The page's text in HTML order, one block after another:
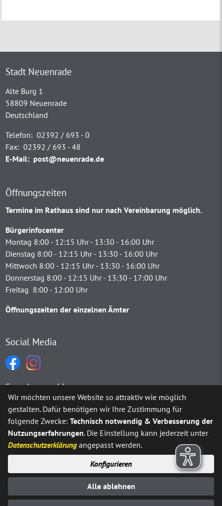
Stadt Neuenrade
Alte Burg 1
58809 Neuenrade
Deutschland
Telefon: 02392 / 693 - 0
Fax: 02392 / 693 - 48
E-Mail: post@neuenrade.de
Öffnungszeiten
Termine im Rathaus sind nur nach Vereinbarung möglich.
Bürgerinfocenter
Montag 8:00 - 12:15 Uhr - 13:30 - 16:00 Uhr
Dienstag 8:00 - 12:15 Uhr - 13:30 - 16:00 Uhr
Mittwoch 8:00 - 12:15 Uhr - 13:30 - 16:00 Uhr
Donnerstag 8:00 - 12:15 Uhr - 13:30 - 17:00 Uhr
Freitag 8:00 - 12:00 Uhr
Öffnungszeiten der einzelnen Ämter
Social Media
Sprachauswahl
Möchten Sie vonGoogle Translate bereitgestellte externe
Ja Immer
Impressum Datenschutz
Erklärung zur Barrierefreiheit Kontakt
Wir möchten unsere Website so attraktiv wie möglich
gestalten. Dafür benötigen wir Ihre Zustimmung für
folgende Zwecke:Technisch notwendig & Verbesserung der
Nutzungserfahrungen. Die Einstellung kann jederzeit unter
Datenschutzerklärung angepasst werden.
Konfigurieren
Alle ablehnen